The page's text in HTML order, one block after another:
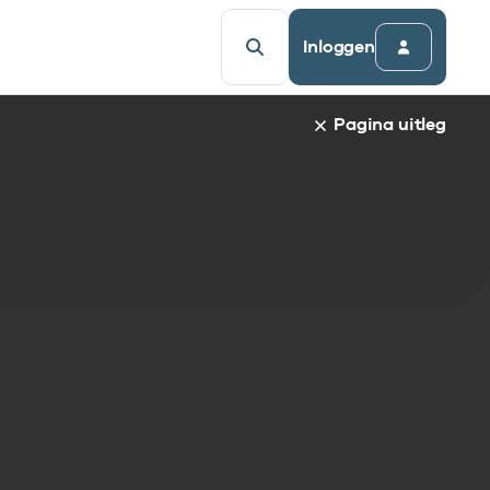
Inloggen
Pagina uitleg
van een specifiek gegevenselement staat de naam van
van de pagina. Om direct naar een bepaalde